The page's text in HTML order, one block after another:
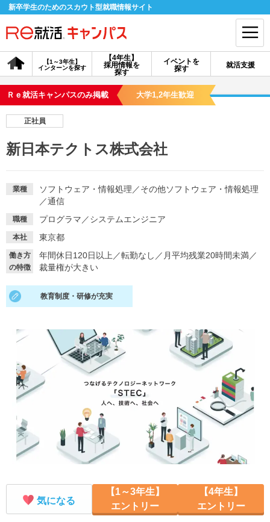
新卒学生のためのスカウト型就職情報サイト
【4年生】
採用情報を
探す
【1～3年生】
インターンを探す
イベントを
探す
就活支援
会員登録 ログイン
会員ID・パスワードを忘れた方はこちら
探す
イベントを探す スカウト
就活ノウハウ・サポート
就活支援
就活ノウハウが満載！
適職診断
あなたに合う仕事を診断！
就活チャンネル
動画で対策講座をチェック
就活ニュースペーパー よくある質問
不明点があればこちら
Ｒｅ就活キャンパスのみ掲載 大学1,2年生歓迎
正社員
新日本テクトス株式会社
業種 ソフトウェア・情報処理 ／その他ソフトウェア・情報処理
／通信
職種 プログラマ ／システムエンジニア
本社 東京都
働き方
の特徴
年間休日120日以上 ／転勤なし ／ 月平均残業20時間未満／
裁量権が大きい
教育制度・研修が充実
気になる
【1～3年生】
エントリー
【4年生】
エントリー